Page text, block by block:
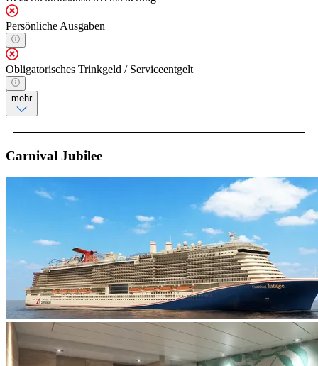
Persönliche Ausgaben
Obligatorisches Trinkgeld / Serviceentgelt
mehr
Carnival Jubilee